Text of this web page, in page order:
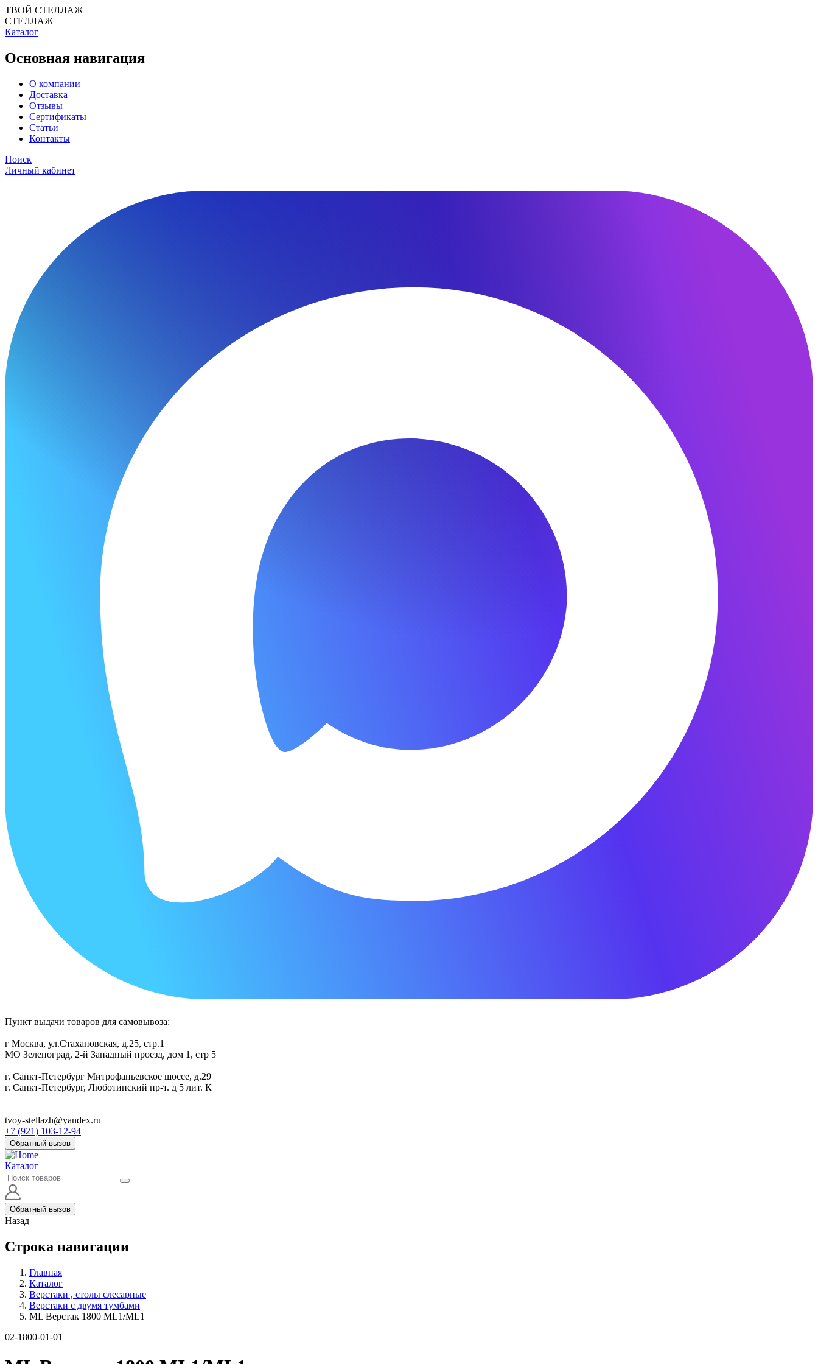
ТВОЙ СТЕЛЛАЖ
СТЕЛЛАЖ
Каталог
Основная навигация
О компании
Доставка
Отзывы
Сертификаты
Статьи
Контакты
Поиск
Личный кабинет
Пункт выдачи товаров для самовывоза:
г Москва, ул.Стахановская, д.25, стр.1
МО Зеленоград, 2-й Западный проезд, дом 1, стр 5
г. Санкт-Петербург Митрофаньевское шоссе, д.29
г. Санкт-Петербург, Люботинский пр-т. д 5 лит. К
tvoy-stellazh@yandex.ru
+7 (921) 103-12-94
Обратный вызов
Каталог
Обратный вызов
Назад
Строка навигации
Главная
Каталог
Верстаки , столы слесарные
Верстаки с двумя тумбами
ML Верстак 1800 ML1/ML1
02-1800-01-01